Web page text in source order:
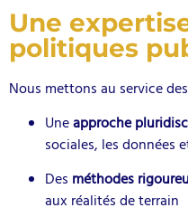
Une
politiques
Nous mettons au service
Uneapproche
sociales, les données
Des méthodes
aux réalités de terrain